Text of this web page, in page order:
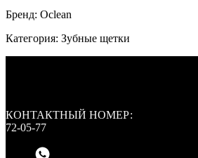
Бренд: Oclean
Категория: Зубные щетки
КОНТАКТНЫЙ НОМЕР:
72-05-77